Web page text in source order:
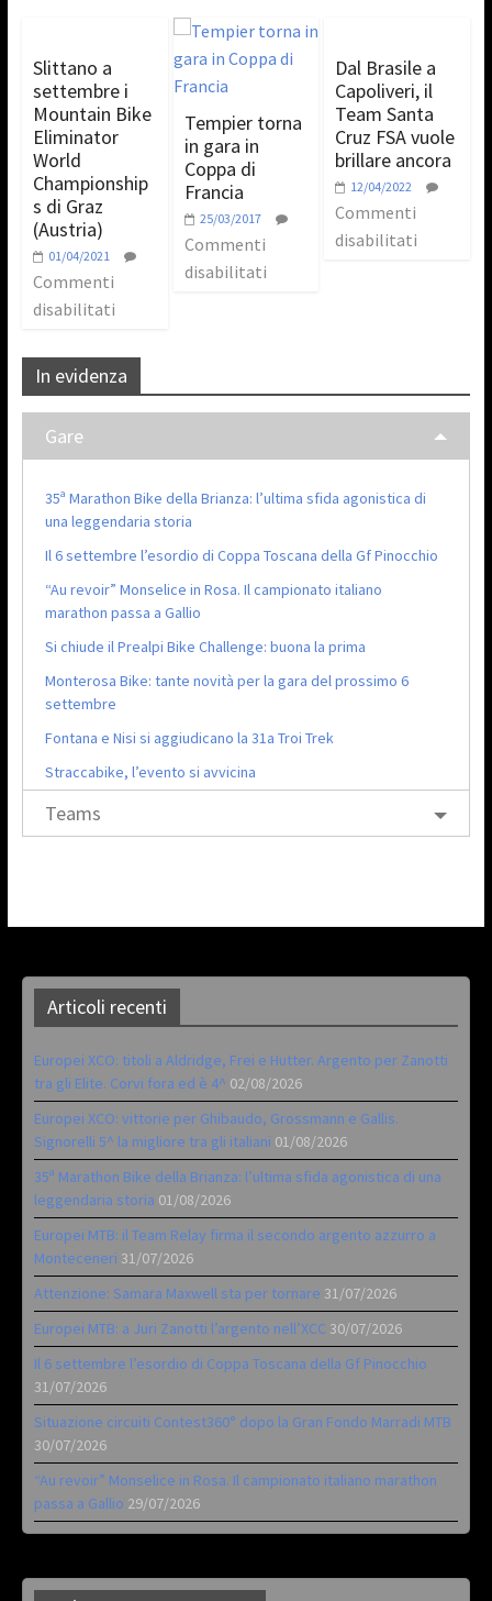
Slittano a
settembre i
Mountain Bike
Eliminator
World
Championship
s di Graz
(Austria)
01/04/2021
Commenti
disabilitati
Tempier torna
in gara in
Coppa di
Francia
25/03/2017
Commenti
disabilitati
Dal Brasile a
Capoliveri, il
Team Santa
Cruz FSA vuole
brillare ancora
12/04/2022
Commenti
disabilitati
In evidenza
Gare
35ª Marathon Bike della Brianza: l’ultima sfida agonistica di
una leggendaria storia
Il 6 settembre l’esordio di Coppa Toscana della Gf Pinocchio
“Au revoir” Monselice in Rosa. Il campionato italiano
marathon passa a Gallio
Si chiude il Prealpi Bike Challenge: buona la prima
Monterosa Bike: tante novità per la gara del prossimo 6
settembre
Fontana e Nisi si aggiudicano la 31a Troi Trek
Straccabike, l’evento si avvicina
Teams
Articoli recenti
Europei XCO: titoli a Aldridge, Frei e Hutter. Argento per Zanotti
tra gli Elite. Corvi fora ed è 4^ 02/08/2026
Europei XCO: vittorie per Ghibaudo, Grossmann e Gallis.
Signorelli 5^ la migliore tra gli italiani 01/08/2026
35ª Marathon Bike della Brianza: l’ultima sfida agonistica di una
leggendaria storia 01/08/2026
Europei MTB: il Team Relay firma il secondo argento azzurro a
Monteceneri 31/07/2026
Attenzione: Samara Maxwell sta per tornare 31/07/2026
Europei MTB: a Juri Zanotti l’argento nell’XCC 30/07/2026
Il 6 settembre l’esordio di Coppa Toscana della Gf Pinocchio
31/07/2026
Situazione circuiti Contest360° dopo la Gran Fondo Marradi MTB
30/07/2026
“Au revoir” Monselice in Rosa. Il campionato italiano marathon
passa a Gallio 29/07/2026